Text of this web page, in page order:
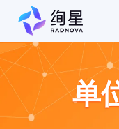
单